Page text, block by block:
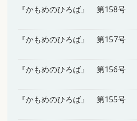
『かもめのひろば』 第158号
『かもめのひろば』 第157号
『かもめのひろば』 第156号
『かもめのひろば』 第155号